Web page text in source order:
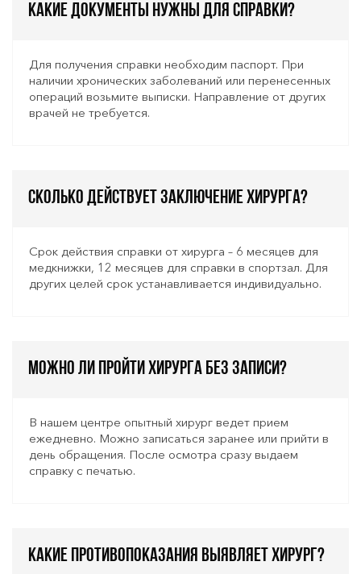
Какие документы нужны для справки?
Для получения справки необходим паспорт. При
наличии хронических заболеваний или перенесенных
операций возьмите выписки. Направление от других
врачей не требуется.
Сколько действует заключение хирурга?
Срок действия справки от хирурга – 6 месяцев для
медкнижки, 12 месяцев для справки в спортзал. Для
других целей срок устанавливается индивидуально.
Можно ли пройти хирурга без записи?
В нашем центре опытный хирург ведет прием
ежедневно. Можно записаться заранее или прийти в
день обращения. После осмотра сразу выдаем
справку с печатью.
Какие противопоказания выявляет хирург?